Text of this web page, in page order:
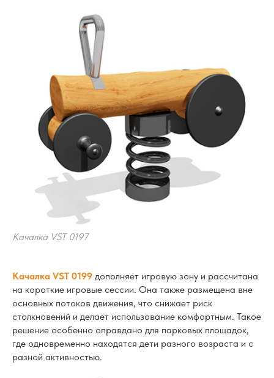
Качалка VST 0197
Качалка VST 0199 дополняет игровую зону и рассчитана
на короткие игровые сессии. Она также размещена вне
основных потоков движения, что снижает риск
столкновений и делает использование комфортным. Такое
решение особенно оправдано для парковых площадок,
где одновременно находятся дети разного возраста и с
разной активностью.